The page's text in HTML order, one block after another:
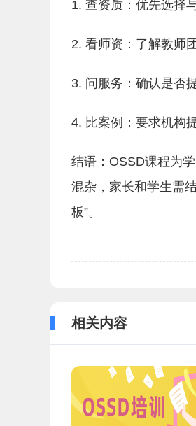
1. 查资质：优先选择
2. 看师资：了解教师
3. 问服务：确认是否
4. 比案例：要求机构
结语：OSSD课程为
混杂，家长和学生需
板”。
相关内容